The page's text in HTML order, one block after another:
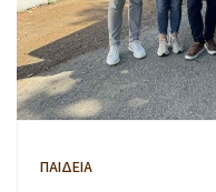
ΠΑΙΔΕΙΑ